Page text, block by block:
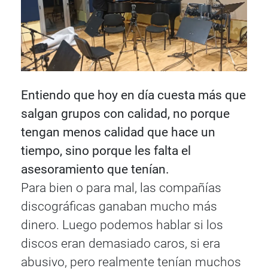
Entiendo que hoy en día cuesta más que
salgan grupos con calidad, no porque
tengan menos calidad que hace un
tiempo, sino porque les falta el
asesoramiento que tenían.
Para bien o para mal, las compañías
discográficas ganaban mucho más
dinero. Luego podemos hablar si los
discos eran demasiado caros, si era
abusivo, pero realmente tenían muchos